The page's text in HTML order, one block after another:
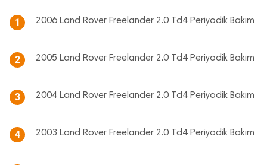
1 2006 Land Rover Freelander 2.0 Td4 Periyodik Bakım
2 2005 Land Rover Freelander 2.0 Td4 Periyodik Bakım
3 2004 Land Rover Freelander 2.0 Td4 Periyodik Bakım
4 2003 Land Rover Freelander 2.0 Td4 Periyodik Bakım